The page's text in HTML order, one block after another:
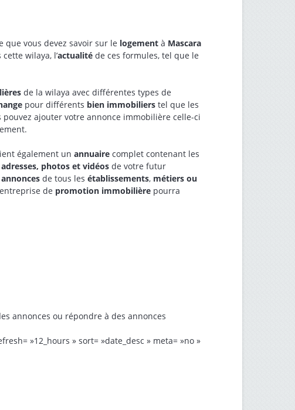
que vous devez savoir sur le logement à Mascara
wilaya, l’actualité de ces formules, tel que le
de la wilaya avec différentes types de
pour différents bien immobiliers tel que les
pouvez ajouter votre annonce immobilière celle-ci
également un annuaire complet contenant les
adresses, photos et vidéos de votre futur
annonces de tous les établissements, métiers ou
de promotion immobilière pourra
annonces ou répondre à des annonces
»12_hours » sort= »date_desc » meta= »no »